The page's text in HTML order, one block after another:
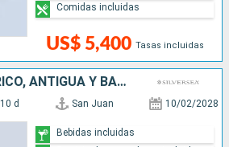
US$ 5,400 Tasas incluidas
Comidas incluidas
FRANCIA, PUERTO RICO, ANTIGUA Y BARBUDA,
10 d San Juan 10/02/2028
Bebidas incluidas